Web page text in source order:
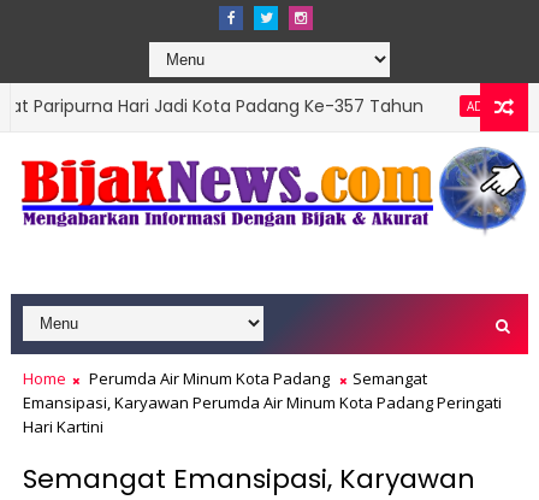
Jadi Kota Padang Ke-357 Tahun ADVERTORIAL DPRD
Home Perumda Air Minum Kota Padang
Semangat
Emansipasi, Karyawan Perumda Air Minum Kota Padang Peringati
Hari Kartini
Semangat Emansipasi, Karyawan